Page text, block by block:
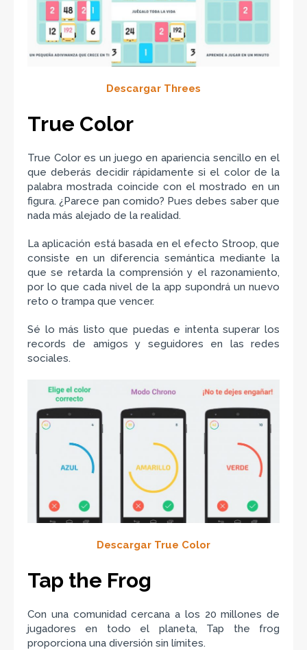
Descargar Threes
True Color
True Color es un juego en apariencia sencillo en el
que deberás decidir rápidamente si el color de la
palabra mostrada coincide con el mostrado en un
figura. ¿Parece pan comido? Pues debes saber que
nada más alejado de la realidad.
La aplicación está basada en el efecto Stroop, que
consiste en un diferencia semántica mediante la
que se retarda la comprensión y el razonamiento,
por lo que cada nivel de la app supondrá un nuevo
reto o trampa que vencer.
Sé lo más listo que puedas e intenta superar los
records de amigos y seguidores en las redes
sociales.
Descargar True Color
Tap the Frog
Con una comunidad cercana a los 20 millones de
jugadores en todo el planeta, Tap the frog
proporciona una diversión sin límites.